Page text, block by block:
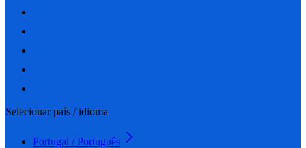
Selecionar país / idioma
Portugal / Português